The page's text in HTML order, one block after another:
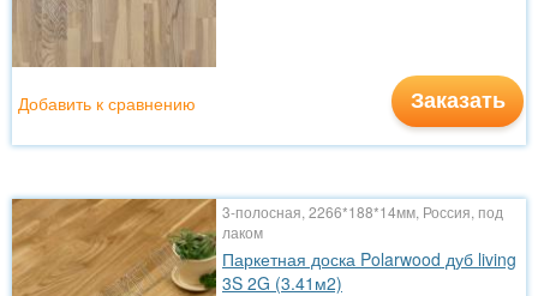
Заказать
Добавить к сравнению
3-полосная, 2266*188*14мм, Россия, под
лаком
Паркетная доска Polarwood дуб living
3S 2G (3.41м2)